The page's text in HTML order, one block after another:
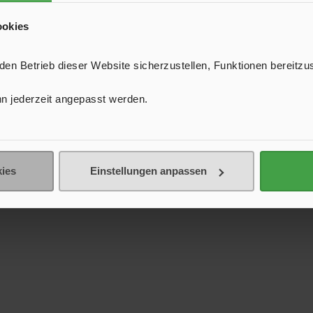
Betrieb dieser Website sicherzustellen, Funktionen
jederzeit angepasst werden.
Einstellungen anpassen